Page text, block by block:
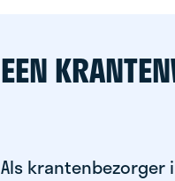
EEN
Als krantenbezorger